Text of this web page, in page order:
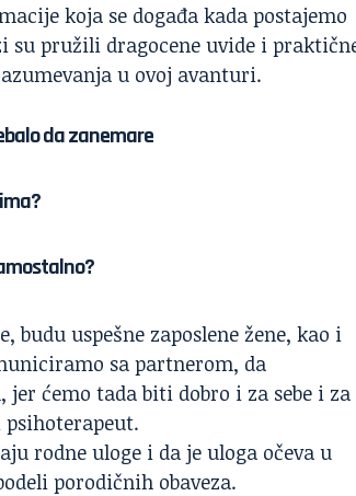
koja se događa kada postajemo
pružili dragocene uvide i
u ovoj avanturi.
da zanemare
budu uspešne zaposlene žene, kao i
sa partnerom, da
ćemo tada biti dobro i za sebe i za
psihoterapeut.
rodne uloge i da je uloga očeva u
porodičnih obaveza.